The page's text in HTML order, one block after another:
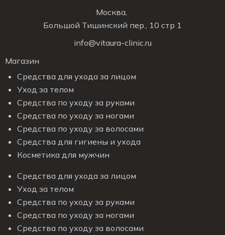
Москва,
Большой Тишинский пер., 10 стр 1
info@vitaura-clinic.ru
Магазин
Средства для ухода за лицом
Уход за телом
Средства по уходу за руками
Средства по уходу за ногами
Средства по уходу за волосами
Средства для гигиены и ухода
Косметика для мужчин
Средства для ухода за лицом
Уход за телом
Средства по уходу за руками
Средства по уходу за ногами
Средства по уходу за волосами